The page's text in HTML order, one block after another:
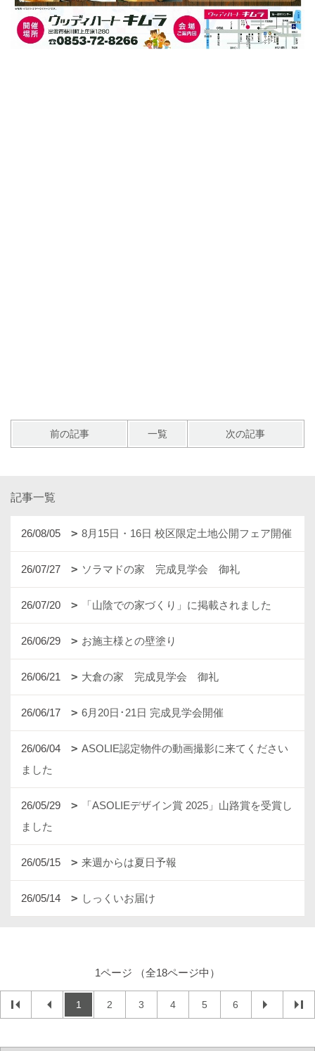
前の記事 一覧 次の記事
記事一覧
26/08/05 8月15日・16日 校区限定土地公開フェア開催
26/07/27 ソラマドの家 完成見学会 御礼
26/07/20 「山陰での家づくり」に掲載されました
26/06/29 お施主様との壁塗り
26/06/21 大倉の家 完成見学会 御礼
26/06/17 6月20日･21日 完成見学会開催
26/06/04
ASOLIE認定物件の動画撮影に来てください
ました
26/05/29
「ASOLIEデザイン賞 2025」山路賞を受賞し
ました
26/05/15 来週からは夏日予報
26/05/14 しっくいお届け
1ページ （全18ページ中）
1 2 3 4 5 6